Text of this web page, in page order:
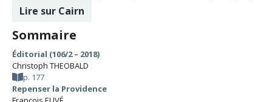
Lire sur Cairn
Sommaire
Éditorial (106/2 – 2018)
Christoph THEOBALD
p. 177
Repenser la Providence